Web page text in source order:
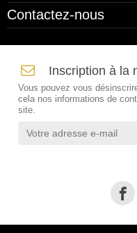
Contactez-nous
Inscription à la
Vous pouvez vous
cela nos informations de
site.